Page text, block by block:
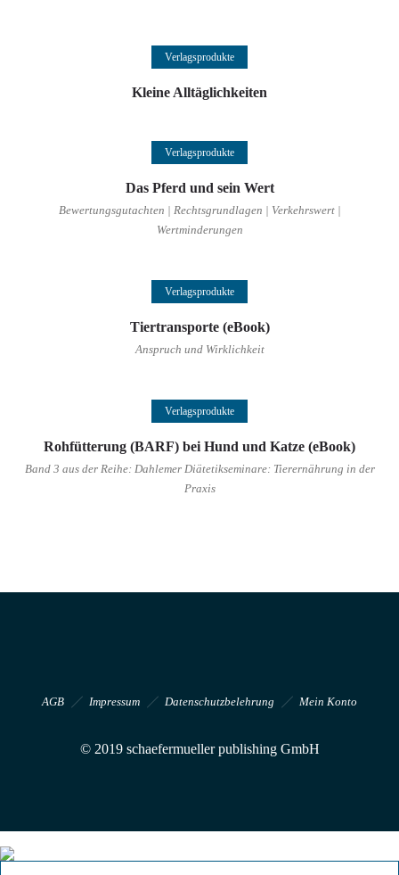
Weiterlesen
Verlagsprodukte
Kleine Alltäglichkeiten
Weiterlesen
Verlagsprodukte
Das Pferd und sein Wert
Bewertungsgutachten | Rechtsgrundlagen | Verkehrswert |
Wertminderungen
Weiterlesen
Verlagsprodukte
Tiertransporte (eBook)
Anspruch und Wirklichkeit
Weiterlesen
Verlagsprodukte
Rohfütterung (BARF) bei Hund und Katze (eBook)
Band 3 aus der Reihe: Dahlemer Diätetikseminare: Tierernährung in der
Praxis
AGB Impressum Datenschutzbelehrung Mein Konto
© 2019 schaefermueller publishing GmbH